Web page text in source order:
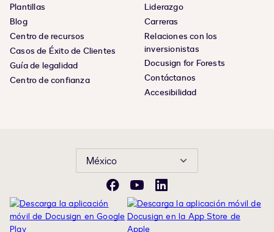
Plantillas
Blog
Centro de recursos
Casos de Éxito de Clientes
Guía de legalidad
Centro de confianza
Liderazgo
Carreras
Relaciones con los
inversionistas
Docusign for Forests
Contáctanos
Accesibilidad
México
FacebookYouTubeLinkedIn